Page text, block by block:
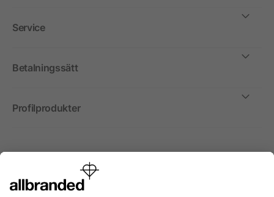
Service
Betalningssätt
Profilprodukter
Internationellt